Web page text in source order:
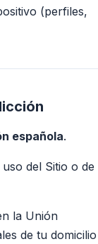
(perfiles,
española.
del Sitio o de
la Unión
de tu domicilio